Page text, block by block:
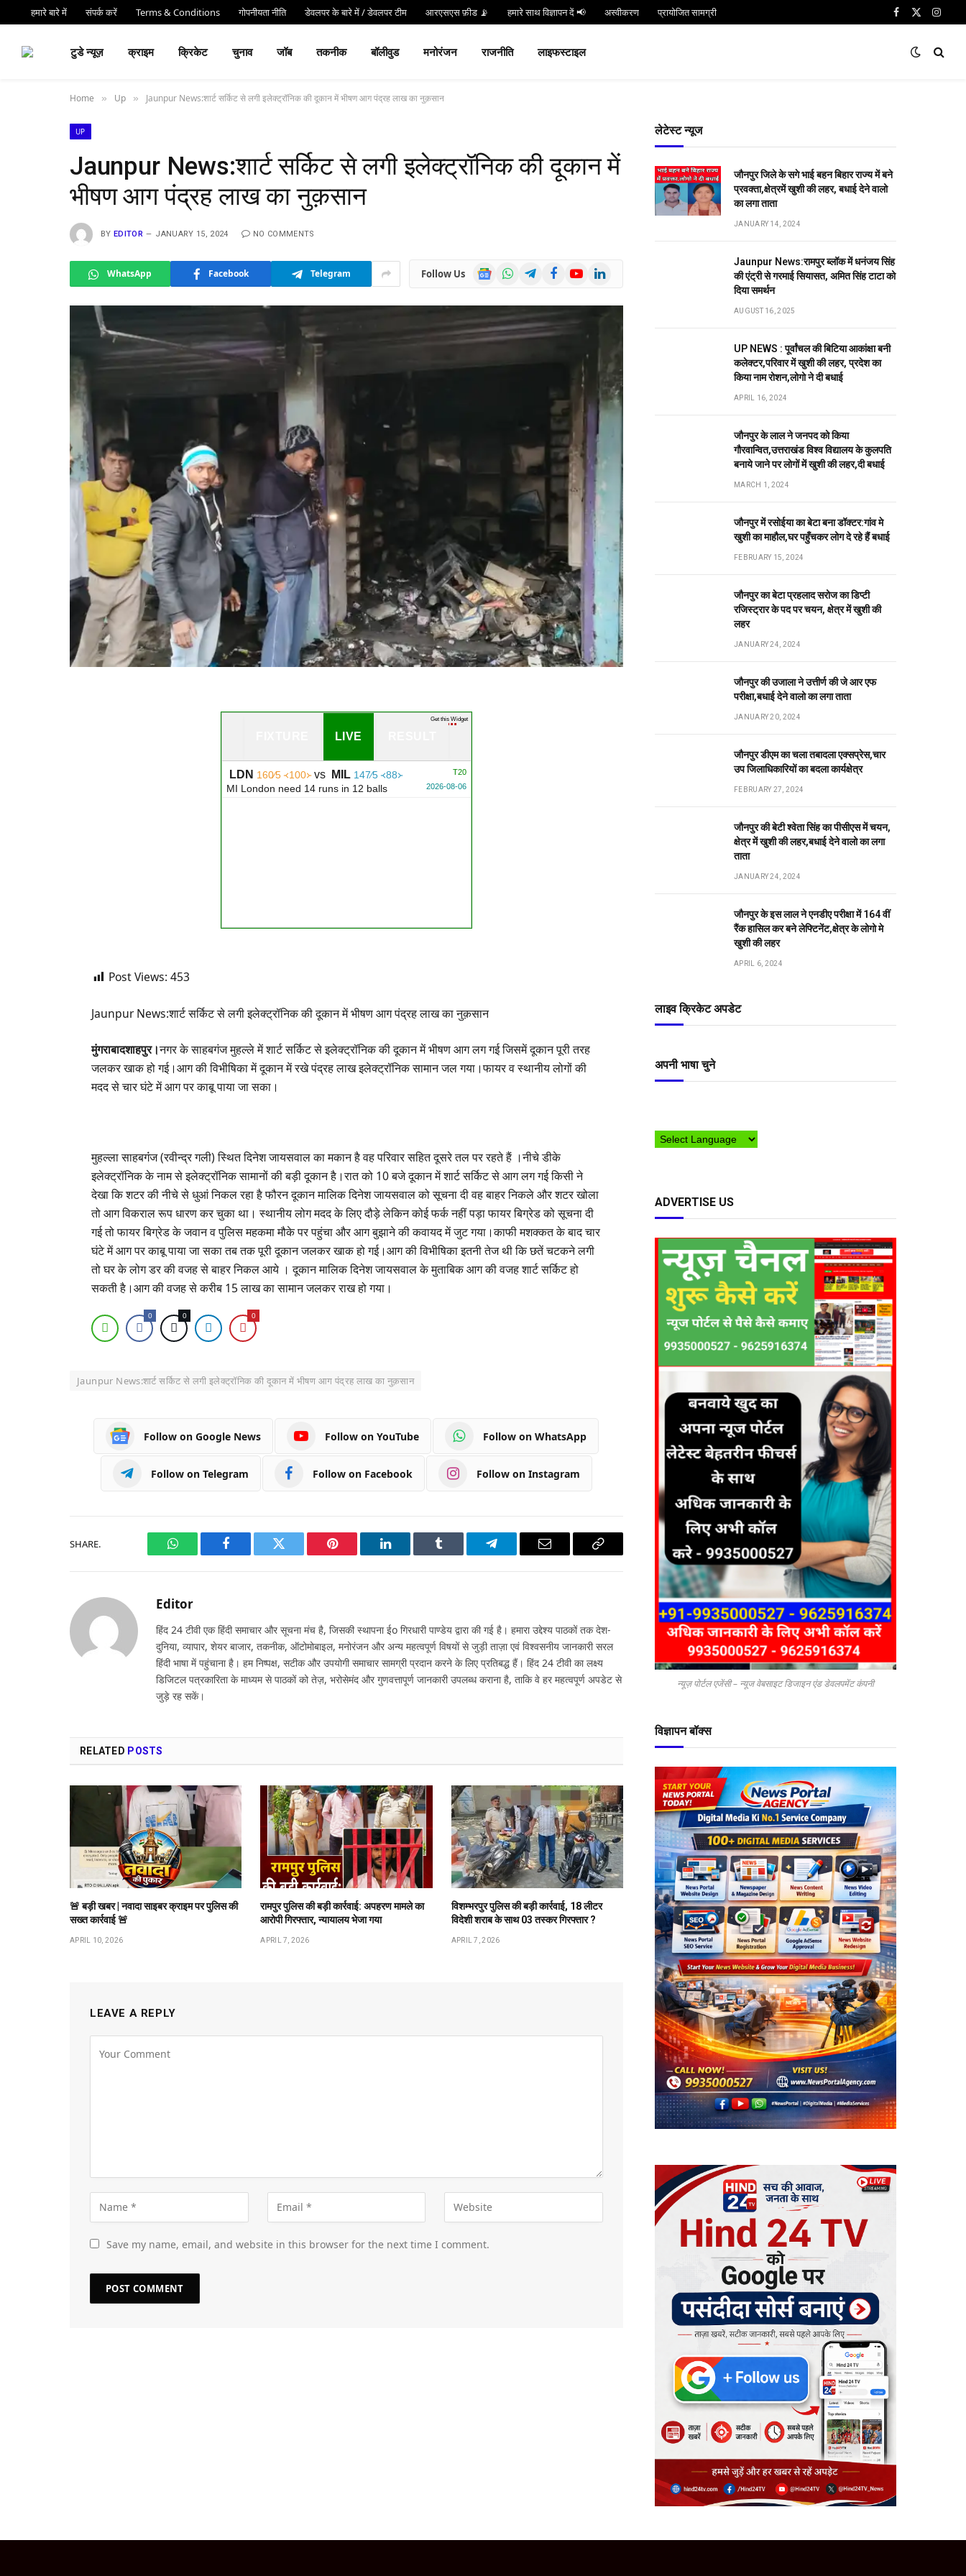
हमारे बारे में संपर्क करें Terms & Conditions गोपनीयता नीति डेवलपर के बारे में / डेवलपर टीम आरएसएस फ़ीड 📡 हमारे साथ विज्ञापन दें 📢 अस्वीकरण प्रायोजित सामग्री Facebook
X
टुडे न्यूज़ क्राइम क्रिकेट चुनाव जॉब तकनीक बॉलीवुड मनोरंजन राजनीति लाइफस्टाइल
Home » Up » Jaunpur News:शार्ट सर्किट से लगी इलेक्ट्रॉनिक की दूकान में भीषण आग पंद्रह लाख का नुक़सान
UP
Jaunpur News:शार्ट सर्किट से लगी इलेक्ट्रॉनिक की दूकान में
भीषण आग पंद्रह लाख का नुक़सान
BY EDITOR JANUARY 15, 2024 NO COMMENTS
WhatsApp Facebook Telegram Follow Us
Google
News
WhatsAppTelegramFacebookYouTubeLinkedIn
LIVE
T20
LDN 160∕5 ᚜100᚛vs MIL 89∕2 ᚜60᚛
2026-08-06
MI London need 72 runs in 40 balls
Get this Widget
Post Views: 453
Jaunpur News:शार्ट सर्किट से लगी इलेक्ट्रॉनिक की दूकान में भीषण आग पंद्रह लाख का नुक़सान
मुंगराबादशाहपुर।नगर के साहबगंज मुहल्ले में शार्ट सर्किट से इलेक्ट्रॉनिक की दूकान में भीषण आग लग गई जिसमें दूकान पूरी तरह
जलकर खाक हो गई।आग की विभीषिका में दूकान में रखे पंद्रह लाख इलेक्ट्रॉनिक सामान जल गया।फायर व स्थानीय लोगों की
मदद से चार घंटे में आग पर काबू पाया जा सका।
मुहल्ला साहबगंंज (रवीन्द्र गली) स्थित दिनेश जायसवाल का मकान है वह परिवार सहित दूसरे तल पर रहते हैं ।नीचे डीके
इलेक्ट्रॉनिक के नाम से इलेक्ट्रॉनिक सामानों की बड़ी दूकान है।रात को 10 बजे दूकान में शार्ट सर्किट से आग लग गई किसी ने
देखा कि शटर की नीचे से धुआं निकल रहा है फौरन दूकान मालिक दिनेश जायसवाल को सूचना दी वह बाहर निकले और शटर खोला
तो आग विकराल रूप धारण कर चुका था। स्थानीय लोग मदद के लिए दौड़े लेकिन कोई फर्क नहीं पड़ा फायर बिग्रेड को सूचना दी
गई तो फायर बिग्रेड के जवान व पुलिस महकमा मौके पर पहुंचा और आग बुझाने की कवायद में जुट गया।काफी मशक्कत के बाद चार
घंटे में आग पर काबू पाया जा सका तब तक पूरी दूकान जलकर खाक हो गई।आग की विभीषिका इतनी तेज थी कि छतें चटकने लगी
तो घर के लोग डर की वजह से बाहर निकल आये । दूकान मालिक दिनेश जायसवाल के मुताबिक आग की वजह शार्ट सर्किट हो
सकती है।आग की वजह से करीब 15 लाख का सामान जलकर राख हो गया।
0 0 0
Jaunpur News:शार्ट सर्किट से लगी इलेक्ट्रॉनिक की दूकान में भीषण आग पंद्रह लाख का नुक़सान
Follow on Google News Follow on YouTube Follow on WhatsApp
Follow on Telegram Follow on Facebook Follow on Instagram
SHARE.
WhatsAppFacebook Twitter Pinterest LinkedIn Tumblr Telegram Email
Copy
Editor
हिंद 24 टीवी एक हिंदी समाचार और सूचना मंच है, जिसकी स्थापना ईo गिरधारी पाण्डेय द्वारा की गई है। हमारा उद्देश्य पाठकों तक देश-
दुनिया, व्यापार, शेयर बाजार, तकनीक, ऑटोमोबाइल, मनोरंजन और अन्य महत्वपूर्ण विषयों से जुड़ी ताज़ा एवं विश्वसनीय जानकारी सरल
हिंदी भाषा में पहुंचाना है। हम निष्पक्ष, सटीक और उपयोगी समाचार सामग्री प्रदान करने के लिए प्रतिबद्ध हैं। हिंद 24 टीवी का लक्ष्य
डिजिटल पत्रकारिता के माध्यम से पाठकों को तेज़, भरोसेमंद और गुणवत्तापूर्ण जानकारी उपलब्ध कराना है, ताकि वे हर महत्वपूर्ण अपडेट से
जुड़े रह सकें।
RELATED POSTS
🚨 बड़ी खबर | नवादा साइबर क्राइम पर पुलिस की
सख्त कार्रवाई 🚨
APRIL 10, 2026
रामपुर पुलिस की बड़ी कार्रवाई: अपहरण मामले का
आरोपी गिरफ्तार, न्यायालय भेजा गया
APRIL 7, 2026
विशम्भरपुर पुलिस की बड़ी कार्रवाई, 18 लीटर
विदेशी शराब के साथ 03 तस्कर गिरफ्तार ?
APRIL 7, 2026
LEAVE A REPLY
Save my name, email, and website in this browser for the next time I comment.
लेटेस्ट न्यूज
जौनपुर जिले के सगे भाई बहन बिहार राज्य में बने
प्रवक्ता,क्षेत्रमें खुशी की लहर, बधाई देने वालो
का लगा ताता
JANUARY 14, 2024
Jaunpur News:रामपुर ब्लॉक में धनंजय सिंह
की एंट्री से गरमाई सियासत, अमित सिंह टाटा को
दिया समर्थन
AUGUST 16, 2025
UP NEWS : पूर्वांचल की बिटिया आकांक्षा बनी
कलेक्टर,परिवार में खुशी की लहर, प्रदेश का
किया नाम रोशन,लोगो ने दी बधाई
APRIL 16, 2024
जौनपुर के लाल ने जनपद को किया
गौरवान्वित,उत्तराखंड विश्व विद्यालय के कुलपति
बनाये जाने पर लोगों में खुशी की लहर,दी बधाई
MARCH 1, 2024
जौनपुर में रसोईया का बेटा बना डॉक्टर:गांव मे
खुशी का माहौल,घर पहुँचकर लोग दे रहे हैं बधाई
FEBRUARY 15, 2024
जौनपुर का बेटा प्रहलाद सरोज का डिप्टी
रजिस्ट्रार के पद पर चयन, क्षेत्र में खुशी की
लहर
JANUARY 24, 2024
जौनपुर की उजाला ने उत्तीर्ण की जे आर एफ
परीक्षा,बधाई देने वालो का लगा ताता
JANUARY 20, 2024
जौनपुर डीएम का चला तबादला एक्सप्रेस,चार
उप जिलाधिकारियों का बदला कार्यक्षेत्र
FEBRUARY 27, 2024
जौनपुर की बेटी श्वेता सिंह का पीसीएस में चयन,
क्षेत्र में खुशी की लहर,बधाई देने वालो का लगा
ताता
JANUARY 24, 2024
जौनपुर के इस लाल ने एनडीए परीक्षा में 164 वीं
रैंक हासिल कर बने लेफ्टिनेंट,क्षेत्र के लोगो मे
खुशी की लहर
APRIL 6, 2024
लाइव क्रिकेट अपडेट
अपनी भाषा चुने
ADVERTISE US
न्यूज़ पोर्टल एजेंसी – न्यूज वेबसाइट डिजाइन एंड डेवलपमेंट कंपनी
विज्ञापन बॉक्स
⏰ देर न करेंHind 24 TV App डाउनलोड करें और पाएं Live Breaking News!